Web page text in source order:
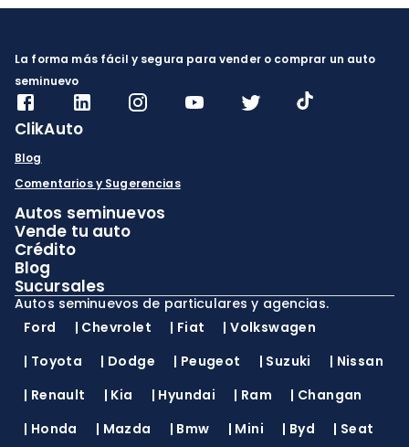
La forma más fácil y segura para vender o comprar un auto
seminuevo
ClikAuto
Blog
Comentarios y Sugerencias
Autos seminuevos
Vende tu auto
Crédito
Blog
Sucursales
Autos seminuevos de particulares y agencias.
Ford
| Chevrolet | Fiat |Volkswagen
| Toyota | Dodge | Peugeot | Suzuki | Nissan
| Renault | Kia | Hyundai | Ram | Changan
| Honda | Mazda | Bmw | Mini | Byd | Seat